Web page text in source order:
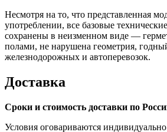
Несмотря на то, что представленная
употреблении, все базовые
сохранены в неизменном виде —
полами, не нарушена геометрия,
железнодорожных и автоперевозок.
Доставка
Сроки и стоимость доставки по
Условия оговариваются индивидуально